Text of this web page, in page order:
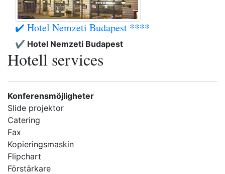
✔️ Hotel Nemzeti Budapest ****
✔️ Hotel Nemzeti Budapest
Hotell services
Konferensmöjligheter
Slide projektor
Catering
Fax
Kopieringsmaskin
Flipchart
Förstärkare